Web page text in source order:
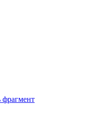
фрагмент